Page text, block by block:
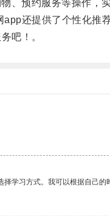
预约服务等操作，实
还提供了个性化推荐
吧！。
学习方式。我可以根据自己的